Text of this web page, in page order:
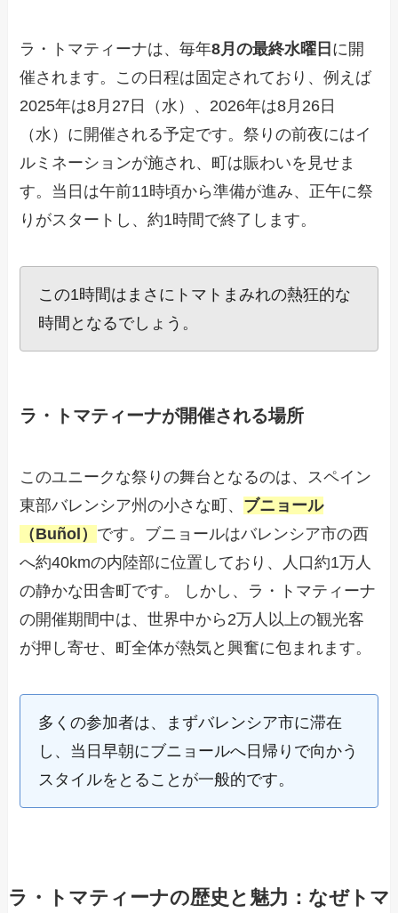
ラ・トマティーナは、毎年8月の最終水曜日 に開
催されます。この日程は固定されており、例えば
2025年は8月27日（水）、2026年は8月26日
（水）に開催される予定です。祭りの前夜にはイ
ルミネーションが施され、町は賑わいを見せま
す。当日は午前11時頃から準備が進み、正午に祭
りがスタートし、約1時間で終了します。
この1時間はまさにトマトまみれの熱狂的な
時間となるでしょう。
ラ・トマティーナが開催される場所
このユニークな祭りの舞台となるのは、スペイン
東部バレンシア州の小さな町、 ブニョール
（Buñol） です。ブニョールはバレンシア市の西
へ約40kmの内陸部に位置しており、人口約1万人
の静かな田舎町です。 しかし、ラ・トマティーナ
の開催期間中は、世界中から2万人以上の観光客
が押し寄せ、町全体が熱気と興奮に包まれます。
多くの参加者は、まずバレンシア市に滞在
し、当日早朝にブニョールへ日帰りで向かう
スタイルをとることが一般的です。
ラ・トマティーナの歴史と魅力：なぜトマ